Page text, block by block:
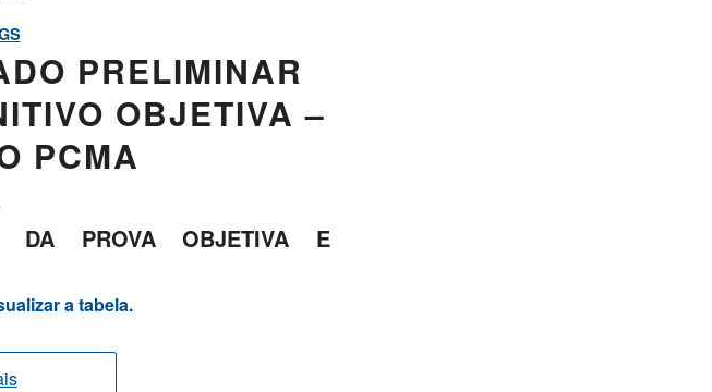
PRELIMINAR
OBJETIVA –
PCMA
DA PROVA OBJETIVA E
a tabela.